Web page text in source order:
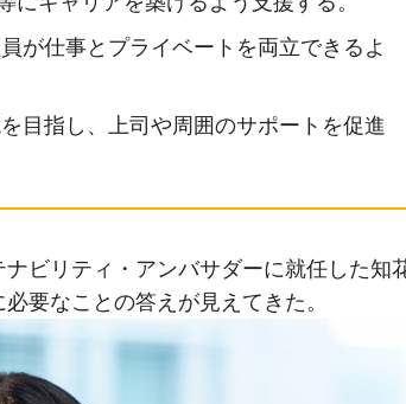
が仕事とプライベートを両立できるよ
目指し、上司や周囲のサポートを促進
ビリティ・アンバサダーに就任した知
要なことの答えが見えてきた。